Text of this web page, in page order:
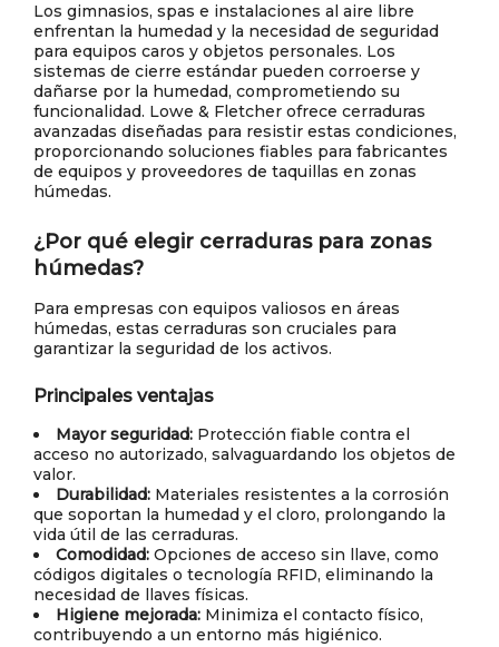
Los gimnasios, spas e instalaciones al aire libre
enfrentan la humedad y la necesidad de seguridad
para equipos caros y objetos personales. Los
sistemas de cierre estándar pueden corroerse y
dañarse por la humedad, comprometiendo su
funcionalidad. Lowe & Fletcher ofrece cerraduras
avanzadas diseñadas para resistir estas condiciones,
proporcionando soluciones fiables para fabricantes
de equipos y proveedores de taquillas en zonas
húmedas.
¿Por qué elegir cerraduras para zonas
húmedas?
Para empresas con equipos valiosos en áreas
húmedas, estas cerraduras son cruciales para
garantizar la seguridad de los activos.
Principales ventajas
Mayor seguridad: Protección fiable contra el
acceso no autorizado, salvaguardando los objetos de
valor.
Durabilidad: Materiales resistentes a la corrosión
que soportan la humedad y el cloro, prolongando la
vida útil de las cerraduras.
Comodidad: Opciones de acceso sin llave, como
códigos digitales o tecnología RFID, eliminando la
necesidad de llaves físicas.
Higiene mejorada: Minimiza el contacto físico,
contribuyendo a un entorno más higiénico.